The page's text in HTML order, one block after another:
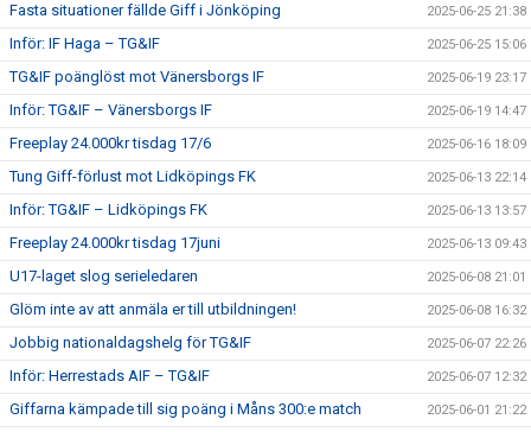
Fasta situationer fällde Giff i Jönköping 2025-06-25 21:38
Inför: IF Haga – TG&IF 2025-06-25 15:06
TG&IF poänglöst mot Vänersborgs IF 2025-06-19 23:17
Inför: TG&IF – Vänersborgs IF 2025-06-19 14:47
Freeplay 24.000kr tisdag 17/6 2025-06-16 18:09
Tung Giff-förlust mot Lidköpings FK 2025-06-13 22:14
Inför: TG&IF – Lidköpings FK 2025-06-13 13:57
Freeplay 24.000kr tisdag 17juni 2025-06-13 09:43
U17-laget slog serieledaren 2025-06-08 21:01
Glöm inte av att anmäla er till utbildningen! 2025-06-08 16:32
Jobbig nationaldagshelg för TG&IF 2025-06-07 22:26
Inför: Herrestads AIF – TG&IF 2025-06-07 12:32
Giffarna kämpade till sig poäng i Måns 300:e match 2025-06-01 21:22